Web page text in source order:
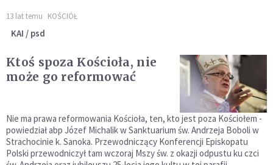
13 lat temu KOŚCIÓŁ
KAI / psd
Ktoś spoza Kościoła, nie
może go reformować
Nie ma prawa reformowania Kościoła, ten, kto jest poza Kościołem -
powiedział abp Józef Michalik w Sanktuarium św. Andrzeja Boboli w
Strachocinie k. Sanoka. Przewodniczący Konferencji Episkopatu
Polski przewodniczył tam wczoraj Mszy św. z okazji odpustu ku czci